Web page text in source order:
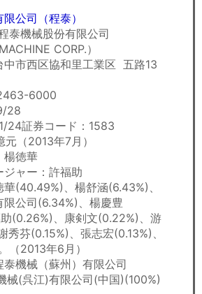
公司（程泰）
泰機械股份有限公司
CORP.）
中市西区協和里工業区 五路13
6000
28
24証券コード：1583
（2013年7月）
楊徳華
ジャー：許福助
(40.49%)、楊舒涵(6.43%)、
限公司(6.34%)、楊慶豊
(0.26%)、康剣文(0.22%)、游
秀芬(0.15%)、張志宏(0.13%)、
（2013年6月）
泰機械（蘇州）有限公司
械(呉江)有限公司(中国)(100%)